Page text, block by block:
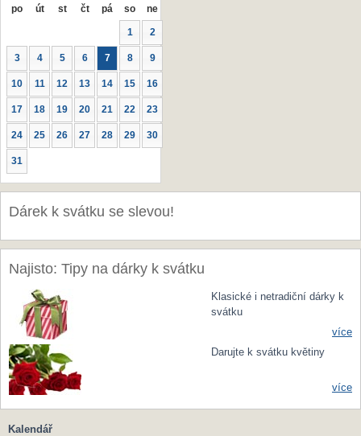
po út st čt pá so ne
1 2
3 4 5 6 7 8 9
10 11 12 13 14 15 16
17 18 19 20 21 22 23
24 25 26 27 28 29 30
31
Dárek k svátku se slevou!
Najisto: Tipy na dárky k svátku
Klasické i netradiční dárky k
svátku
více
Darujte k svátku květiny
více
Kalendář